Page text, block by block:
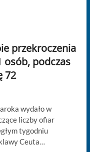
przekroczenia
osób, podczas
72
wydało w
liczby ofiar
tygodniu
Ceuta…